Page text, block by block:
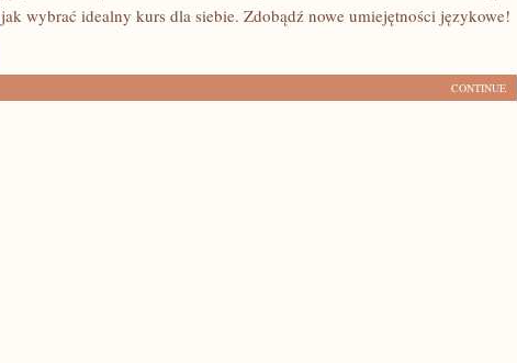
jak wybrać idealny kurs dla siebie. Zdobądź nowe umiejętności językowe!
CONTINUE